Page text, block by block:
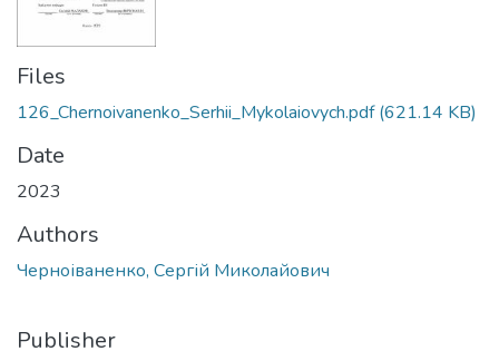
Files
126_Chernoivanenko_Serhii_Mykolaiovych.pdf(621.14 KB)
Date
2023
Authors
Черноіваненко, Сергій Миколайович
Publisher